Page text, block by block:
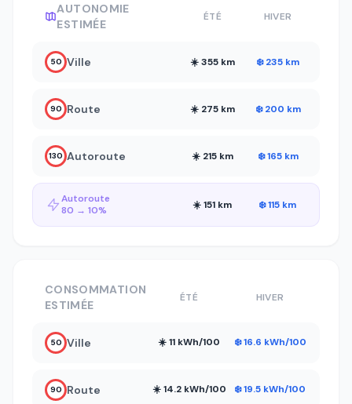
AUTONOMIE
ESTIMÉE
ÉTÉ HIVER
50 Ville ☀️ 355 km ❄️ 235 km
90 Route ☀️ 275 km ❄️ 200 km
130 Autoroute ☀️ 215 km ❄️ 165 km
Autoroute
80 → 10%
☀️ 151 km ❄️ 115 km
CONSOMMATION
ESTIMÉE
ÉTÉ HIVER
50 Ville ☀️ 11 kWh/100 ❄️ 16.6 kWh/100
90 Route ☀️ 14.2 kWh/100 ❄️ 19.5 kWh/100